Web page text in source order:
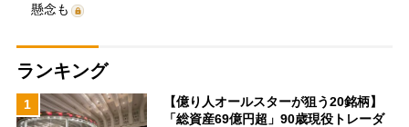
懸念も
ランキング
1
【億り人オールスターが狙う20銘柄】
「総資産69億円超」90歳現役トレーダ